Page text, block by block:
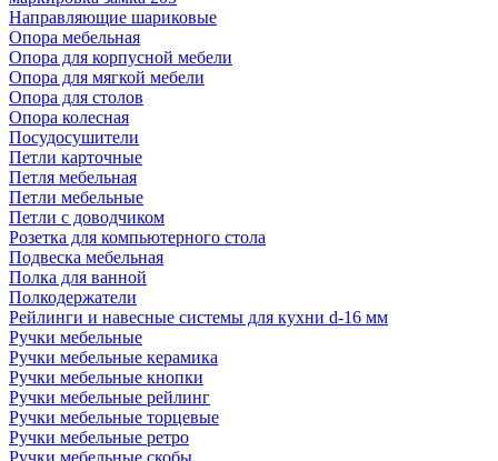
Направляющие шариковые
Опора мебельная
Опора для корпусной мебели
Опора для мягкой мебели
Опора для столов
Опора колесная
Посудосушители
Петли карточные
Петля мебельная
Петли мебельные
Петли с доводчиком
Розетка для компьютерного стола
Подвеска мебельная
Полка для ванной
Полкодержатели
Рейлинги и навесные системы для кухни d-16 мм
Ручки мебельные
Ручки мебельные керамика
Ручки мебельные кнопки
Ручки мебельные рейлинг
Ручки мебельные торцевые
Ручки мебельные ретро
Ручки мебельные скобы